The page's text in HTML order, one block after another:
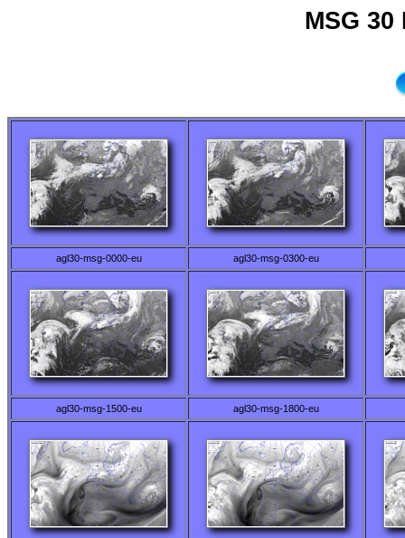
MSG 30
agl30-msg-0000-eu agl30-msg-0300-eu
agl30-msg-1500-eu agl30-msg-1800-eu